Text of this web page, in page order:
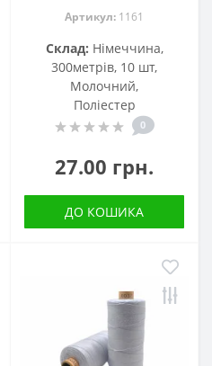
Артикул: 1161
Склад: Німеччина,
300метрів, 10 шт,
Молочний,
Поліестер
0
27.00 грн.
ДО КОШИКА